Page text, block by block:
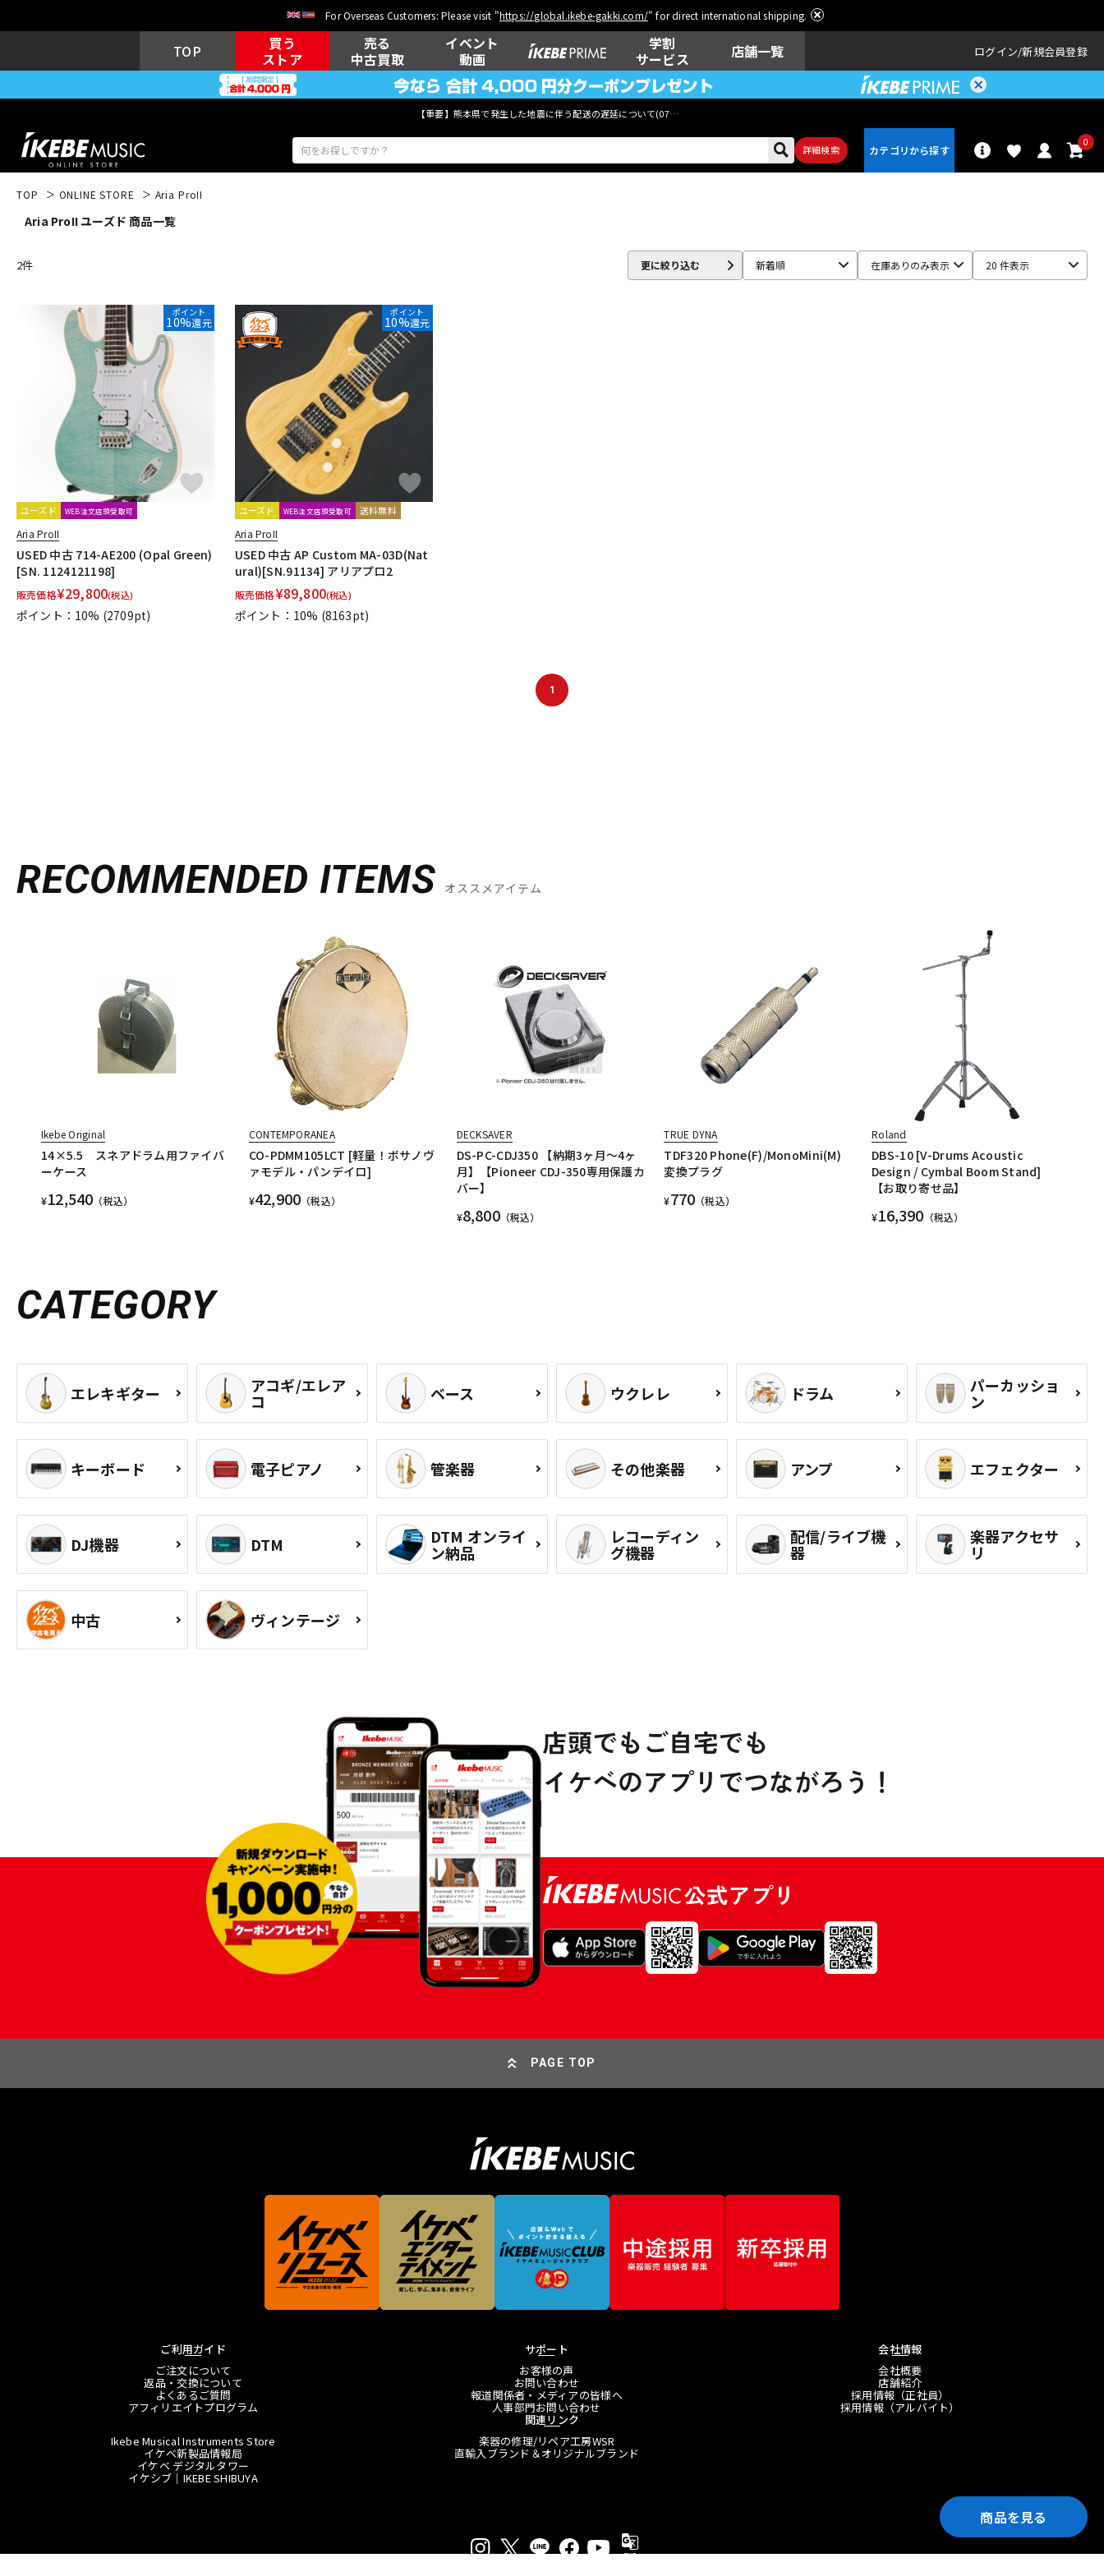
For Overseas Customers: Please visit "https://global.ikebe-gakki.com/" for direct international shipping.
TOP
買う
ストア
売る
中古買取
イベント
動画
学割
サービス
店舗一覧 ログイン 新規会員登録
【重要】熊本県で発生した地震に伴う配送の遅延について(07月29日
詳細検索
0
エレキギター
キーボード 電子ピアノ
DJ機器 DTM
中古 ヴィンテージ
TOP ONLINE STORE Aria ProII
Aria ProII ユーズド 商品一覧
2件 更に絞り込む 新着順 在庫ありのみ表示 20 件表示
ポイント
10%還元
ユーズド WEB注文店頭受取可
Aria ProII
USED 中古 714-AE200 (Opal Green)
[SN. 1124121198]
販売価格¥29,800(税込)
ポイント：10% (2709pt)
ポイント
10%還元
ユーズド WEB注文店頭受取可 送料無料
Aria ProII
USED 中古 AP Custom MA-03D(Nat
ural)[SN.91134] アリアプロ2
販売価格¥89,800(税込)
ポイント：10% (8163pt)
1
商品を見る
RECOMMENDED ITEMS オススメアイテム
Ikebe Original
14×5.5 スネアドラム用ファイバ
ーケース
¥12,540 （税込）
CONTEMPORANEA
CO-PDMM105LCT [軽量！ボサノヴ
ァモデル・パンデイロ]
¥42,900 （税込）
DECKSAVER
DS-PC-CDJ350 【納期3ヶ月～4ヶ
月】【Pioneer CDJ-350専用保護カ
バー】
¥8,800（税込）
TRUE DYNA
TDF320 Phone(F)/MonoMini(M)
変換プラグ
¥770 （税込）
Roland
DBS-10 [V-Drums Acoustic
Design / Cymbal Boom Stand]
【お取り寄せ品】
¥16,390 （税込）
CATEGORY
エレキギター アコギ/エレア
コ ベース ウクレレ ドラム パーカッショ
ン
キーボード 電子ピアノ 管楽器 その他楽器 アンプ エフェクター
DJ機器 DTM DTM オンライ
ン納品
レコーディン
グ機器
配信/ライブ機
器
楽器アクセサ
リ
中古 ヴィンテージ
PAGE TOP
ご利用ガイド
ご注文について
返品・交換について
よくあるご質問
アフィリエイトプログラム
サポート
お客様の声
お問い合わせ
報道関係者・メディアの皆様へ
人事部門お問い合わせ
会社情報
会社概要
店舗紹介
採用情報（正社員）
採用情報（アルバイト）
関連リンク
Ikebe Musical Instruments Store
イケベ新製品情報局
イケベ デジタルタワー
イケシブ｜IKEBE SHIBUYA
楽器の修理/リペア工房WSR
直輸入ブランド＆オリジナルブランド